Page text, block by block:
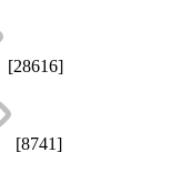
[28616]
[8741]